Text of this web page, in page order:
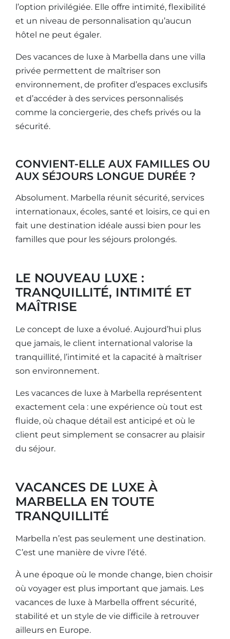
l’option privilégiée. Elle offre intimité, flexibilité
et un niveau de personnalisation qu’aucun
hôtel ne peut égaler.
Des vacances de luxe à Marbella dans une villa
privée permettent de maîtriser son
environnement, de profiter d’espaces exclusifs
et d’accéder à des services personnalisés
comme la conciergerie, des chefs privés ou la
sécurité.
CONVIENT-ELLE AUX FAMILLES OU
AUX SÉJOURS LONGUE DURÉE ?
Absolument. Marbella réunit sécurité, services
internationaux, écoles, santé et loisirs, ce qui en
fait une destination idéale aussi bien pour les
familles que pour les séjours prolongés.
LE NOUVEAU LUXE :
TRANQUILLITÉ, INTIMITÉ ET
MAÎTRISE
Le concept de luxe a évolué. Aujourd’hui plus
que jamais, le client international valorise la
tranquillité, l’intimité et la capacité à maîtriser
son environnement.
Les vacances de luxe à Marbella représentent
exactement cela : une expérience où tout est
fluide, où chaque détail est anticipé et où le
client peut simplement se consacrer au plaisir
du séjour.
VACANCES DE LUXE À
MARBELLA EN TOUTE
TRANQUILLITÉ
Marbella n’est pas seulement une destination.
C’est une manière de vivre l’été.
À une époque où le monde change, bien choisir
où voyager est plus important que jamais. Les
vacances de luxe à Marbella offrent sécurité,
stabilité et un style de vie difficile à retrouver
ailleurs en Europe.